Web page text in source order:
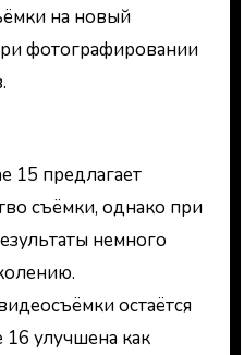
на новый
фотографировании
15 предлагает
съёмки, однако при
немного
остаётся
улучшена как